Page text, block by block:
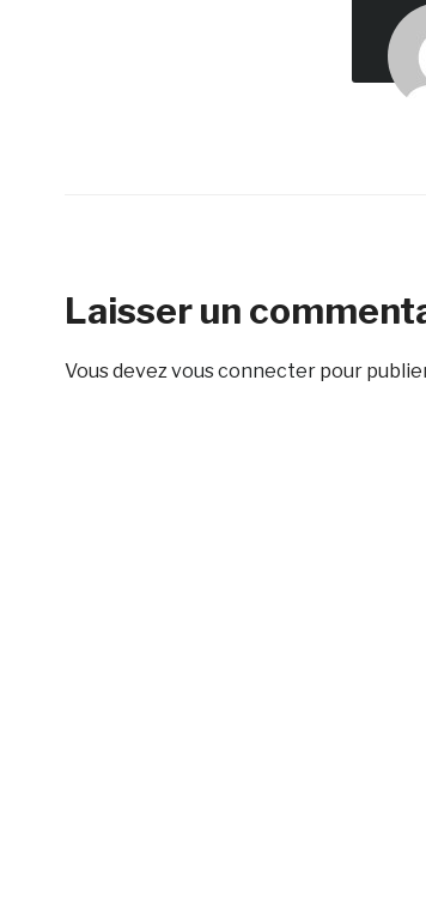
Laisser un
Vous devezvous connecterpour